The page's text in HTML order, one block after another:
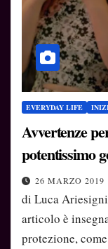
EVERYDAY LIFE
Avvertenze
potentissimo
26 MARZO 2019
di Luca
articolo è
protezione,